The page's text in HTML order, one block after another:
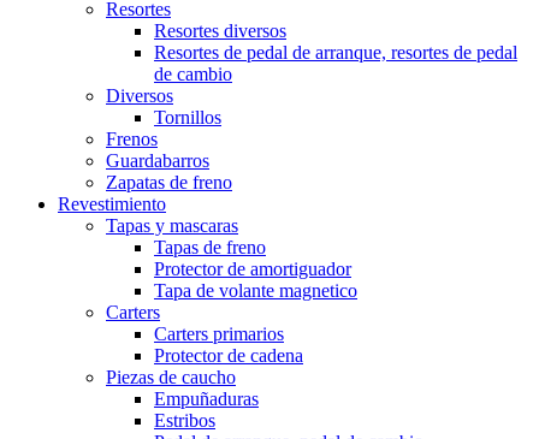
Resortes
Resortes diversos
Resortes de pedal de arranque, resortes de pedal
de cambio
Diversos
Tornillos
Frenos
Guardabarros
Zapatas de freno
Revestimiento
Tapas y mascaras
Tapas de freno
Protector de amortiguador
Tapa de volante magnetico
Carters
Carters primarios
Protector de cadena
Piezas de caucho
Empuñaduras
Estribos